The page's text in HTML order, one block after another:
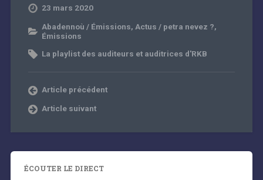
23 mars 2020
Abadennoù / Émissions, Actus / petra nevez ?,
Émissions
La playlist des auditeurs et auditrices d'RKB
Article précédent
Article suivant
ÉCOUTER LE DIRECT